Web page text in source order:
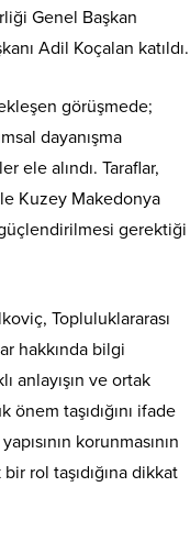
Genel Başkan
Adil Koçalan katıldı.
görüşmede;
dayanışma
ele alındı. Taraflar,
Kuzey Makedonya
gerektiği
Topluluklararası
hakkında bilgi
anlayışın ve ortak
taşıdığını ifade
korunmasının
rol taşıdığına dikkat